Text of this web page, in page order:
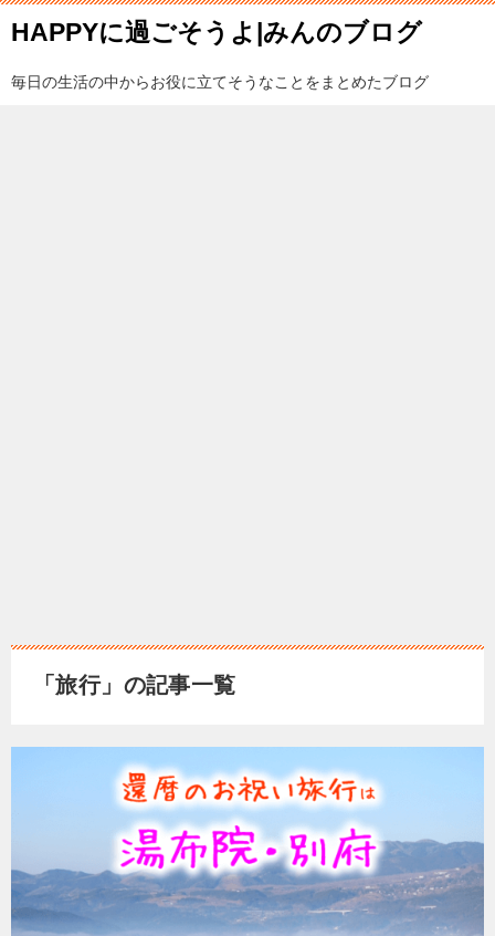
HAPPYに過ごそうよ|みんのブログ
毎日の生活の中からお役に立てそうなことをまとめたブログ
「旅行」の記事一覧